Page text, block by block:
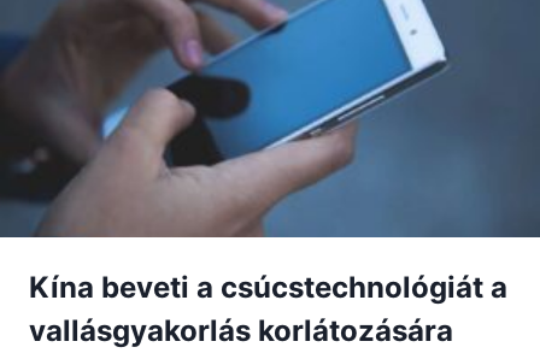
VÁLÁSI
TAPASZTALHATÓ
Kína beveti a csúcstechnológiát a
vallásgyakorlás korlátozására